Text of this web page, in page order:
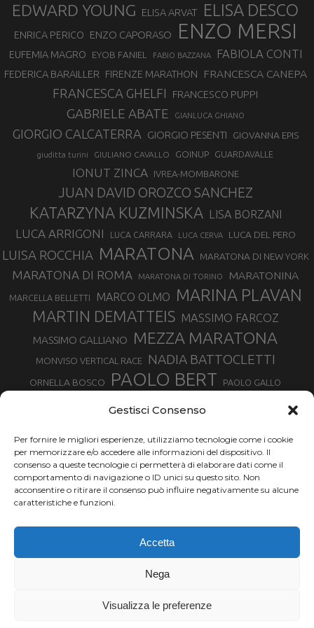
Gestisci Consenso
Per fornire le migliori esperienze, utilizziamo tecnologie come i cookie
per memorizzare e/o accedere alle informazioni del dispositivo. Il
consenso a queste tecnologie ci permetterà di elaborare dati come il
comportamento di navigazione o ID unici su questo sito. Non
acconsentire o ritirare il consenso può influire negativamente su alcune
caratteristiche e funzioni.
Accetta
Nega
Visualizza le preferenze
EDWARD YOUNG ELISA ARVAT ELISA DESCO
ENRICA PERICO ENZO CAPORASO ENZO MERSI
EUFEMIA MAGRO EYOB FANIEL FABIO BAZZANA FABIOLA CONTI
FEDERICA BARAILLER FIRENZE MARATHON FRANCESCA CANEPA
FRANCESCA GHELFI FRANCESCO PUPPI
GABRIELE ABATE GIANLUCA GHIANO
GIORGIO CALCATERRA GIORGIO PESENTI GIOVANNA EPIS
giuditta turini GIULIANO CAVALLO GOINUP GUARDAVALLE
IONUT ZINCA IVREA-MOMBARONE
JUAN DAVID OROZCO SANCHEZ
KATARZYNA KUZMINSKA LISA BORZANI
LUCA ARRIGONI LUCA CARRARA LUCA CERVA LUCA DEL PERO
LUISA ROCCHIA MARATONA MARATONA DI NEW YORK
MARATONA DI ROMA MARATONA DI TORINO MARATONINA
MARCELLA BELLETTI MARCO OLMO MARINA PLAVAN
MARTIN DEMATTEIS MASSIMO FARCOZ
MASSIMO GALLIANO MEZZA MARATONA
MONVISO VERTICAL RACE NADIA BATTOCLETTI
ORNELLA BOSCO PAOLO BERT PAOLO GALLO
SILVIA SERAFINI SONIA GLAREY TAVAGNASCO TOR DES GEANTS
TOUR MONVISO TRAIL TRAIL MONTE CASTO TROFEO KIMA
TURIN MARATHON URBAN ZEMMER VAL DI FASSA RUNNING
VALENTINA BELOTTI
VENICE MARATHON
XAVIER CHEVRIER
YEMAN CRIPPA
Chi siamo | Termini d'uso | Privacy |